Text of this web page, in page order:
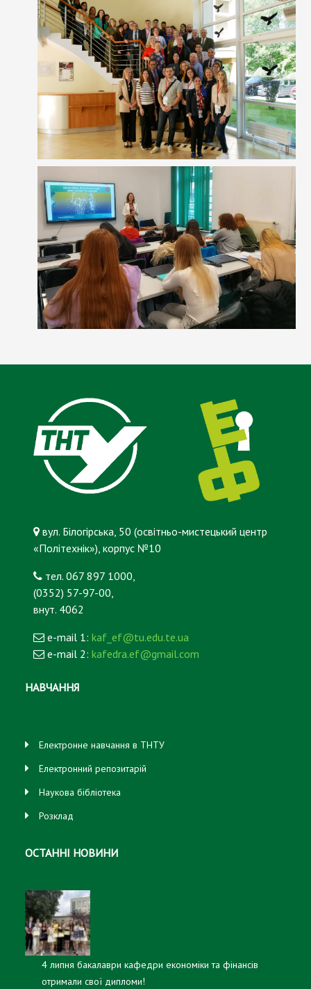
вул. Білогірська, 50 (освітньо-мистецький центр
«Політехнік»), корпус №10
тел. 067 897 1000,
(0352) 57-97-00,
внут. 4062
e-mail 1: kaf_ef@tu.edu.te.ua
e-mail 2: kafedra.ef@gmail.com
НАВЧАННЯ
Електронне навчання в ТНТУ
Електронний репозитарій
Наукова бібліотека
Розклад
ОСТАННІ НОВИНИ
4 липня бакалаври кафедри економіки та фінансів
отримали свої дипломи!